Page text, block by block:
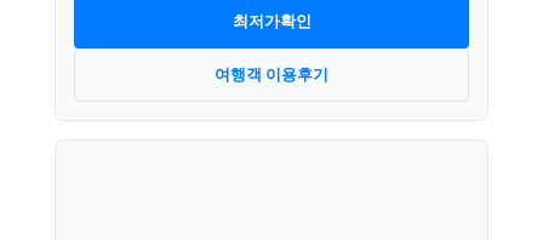
최저가확인
여행객 이용후기